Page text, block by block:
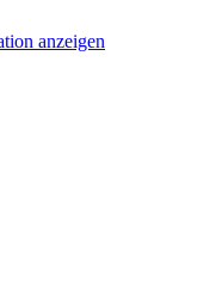
anzeigen